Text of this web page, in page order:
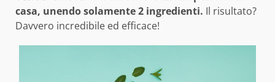
casa, unendo solamente 2 ingredienti. Il risultato?
Davvero incredibile ed efficace!